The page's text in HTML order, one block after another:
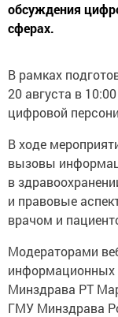
обсуждения
сферах.
В рамках
20 августа в
цифровой
В ходе
вызовы
в
и правовые
врачом и
Модераторами
информационных
Минздрава РТ
ГМУ Минздрава